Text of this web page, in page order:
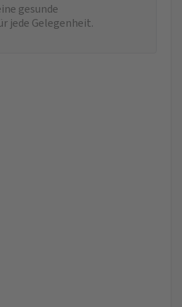
gesunde
jede Gelegenheit.